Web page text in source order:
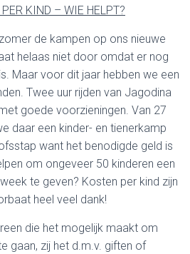
KIND – WIE HELPT?
de kampen op ons nieuwe
helaas niet door omdat er nog
Maar voor dit jaar hebben we een
Twee uur rijden van Jagodina
goede voorzieningen. Van 27
daar een kinder- en tienerkamp
want het benodigde geld is
om ongeveer 50 kinderen een
te geven? Kosten per kind zijn
heel veel dank!
die het mogelijk maakt om
gaan, zij het d.m.v. giften of